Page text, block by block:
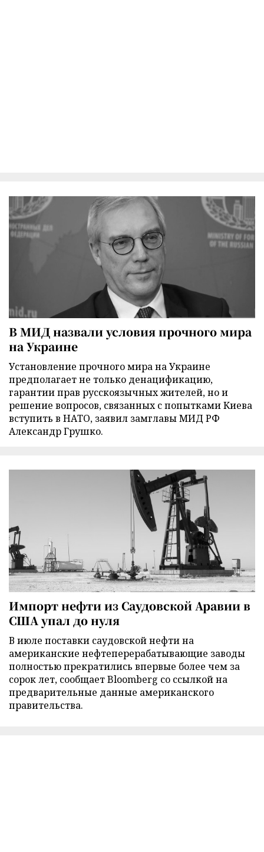
В МИД назвали условия прочного мира
на Украине
Установление прочного мира на Украине
предполагает не только денацификацию,
гарантии прав русскоязычных жителей, но и
решение вопросов, связанных с попытками Киева
вступить в НАТО, заявил замглавы МИД РФ
Александр Грушко.
Импорт нефти из Саудовской Аравии в
США упал до нуля
В июле поставки саудовской нефти на
американские нефтеперерабатывающие заводы
полностью прекратились впервые более чем за
сорок лет, сообщает Bloomberg со ссылкой на
предварительные данные американского
правительства.